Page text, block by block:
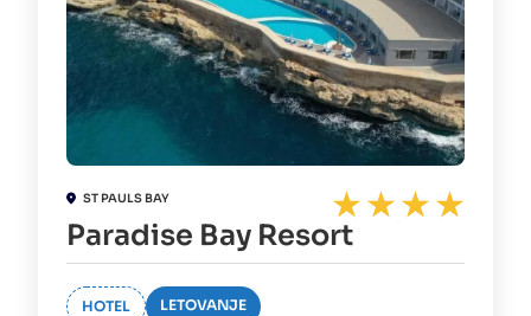
ST PAULS BAY
Paradise Bay Resort
HOTEL LETOVANJE